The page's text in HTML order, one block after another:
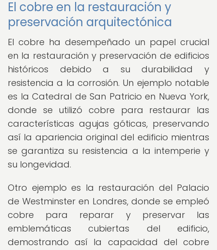
El cobre en la restauración y
preservación arquitectónica
El cobre ha desempeñado un papel crucial
en la restauración y preservación de edificios
históricos debido a su durabilidad y
resistencia a la corrosión. Un ejemplo notable
es la Catedral de San Patricio en Nueva York,
donde se utilizó cobre para restaurar las
características agujas góticas, preservando
así la apariencia original del edificio mientras
se garantiza su resistencia a la intemperie y
su longevidad.
Otro ejemplo es la restauración del Palacio
de Westminster en Londres, donde se empleó
cobre para reparar y preservar las
emblemáticas cubiertas del edificio,
demostrando así la capacidad del cobre